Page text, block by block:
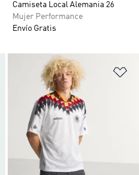
Camiseta Local Alemania 26
Mujer Performance
Envío Gratis
Añadir a la lista de deseos